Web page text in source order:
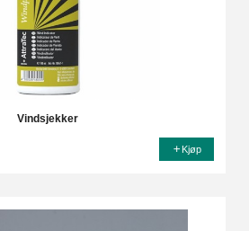
Vindsjekker
Kjøp